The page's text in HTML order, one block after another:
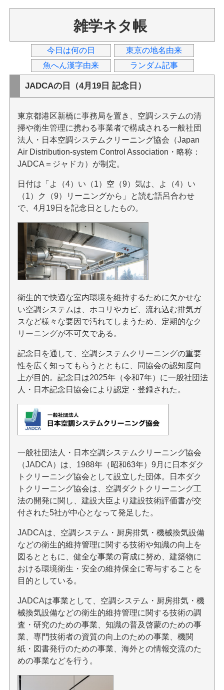
雑学ネタ帳
今日は何の日
東京の地名由来
魚へん漢字由来
ランダム記事
JADCAの日（4月19日 記念日）
東京都港区新橋に事務局を置き、空調システムの清
掃や衛生管理に携わる事業者で構成される一般社団
法人・日本空調システムクリーニング協会（Japan
Air Distribution-system Control Association・略称：
JADCA＝ジャドカ）が制定。
日付は「よ（4）い（1）空（9）気は、よ（4）い
（1）ク（9）リーニングから」と読む語呂合わせ
で、4月19日を記念日としたもの。
衛生的で快適な室内環境を維持するために欠かせな
い空調システムは、ホコリやカビ、流れ込む排気ガ
スなど様々な要因で汚れてしまうため、定期的なク
リーニングが不可欠である。
記念日を通して、空調システムクリーニングの重要
性を広く知ってもらうとともに、同協会の認知度向
上が目的。記念日は2025年（令和7年）に一般社団法
人・日本記念日協会により認定・登録された。
一般社団法人・日本空調システムクリーニング協会
（JADCA）は、1988年（昭和63年）9月に日本ダク
トクリーニング協会として設立した団体。日本ダク
トクリーニング協会は、空調ダクトクリーニング工
法の開発に関し、建設大臣より建設技術評価書が交
付された5社が中心となって発足した。
JADCAは、空調システム・厨房排気・機械換気設備
などの衛生的維持管理に関する技術や知識の向上を
図るとともに、健全な事業の育成に努め、建築物に
おける環境衛生・安全の維持保全に寄与することを
目的としている。
JADCAは事業として、空調システム・厨房排気・機
械換気設備などの衛生的維持管理に関する技術の調
査・研究のための事業、知識の普及啓蒙のための事
業、専門技術者の資質の向上のための事業、機関
紙・図書発行のための事業、海外との情報交流のた
めの事業などを行う。